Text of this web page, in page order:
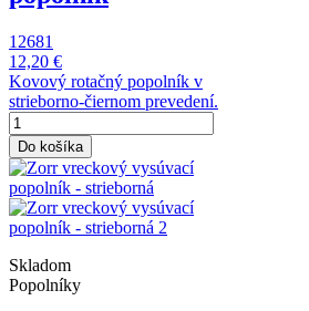
12681
12,20 €
Kovový rotačný popolník v
strieborno-čiernom prevedení.
Do košíka
Skladom
Popolníky